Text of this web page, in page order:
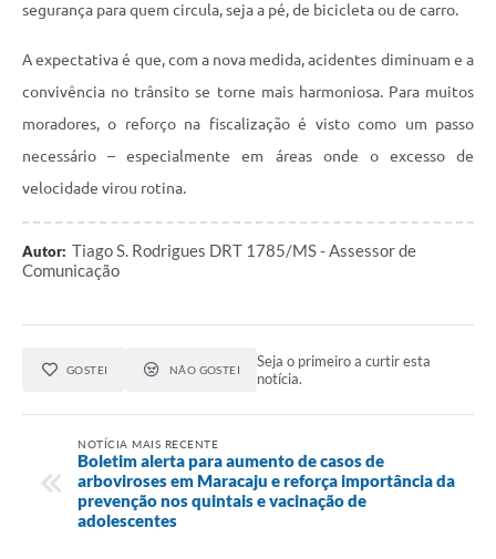
segurança para quem circula, seja a pé, de bicicleta ou de carro.
A expectativa é que, com a nova medida, acidentes diminuam e a
convivência no trânsito se torne mais harmoniosa. Para muitos
moradores, o reforço na fiscalização é visto como um passo
necessário – especialmente em áreas onde o excesso de
velocidade virou rotina.
Autor: Tiago S. Rodrigues DRT 1785/MS - Assessor de
Comunicação
GOSTEI NÃO GOSTEI
Seja o primeiro a curtir esta
notícia.
NOTÍCIA MAIS RECENTE
Boletim alerta para aumento de casos de
arboviroses em Maracaju e reforça importância da
prevenção nos quintais e vacinação de
adolescentes